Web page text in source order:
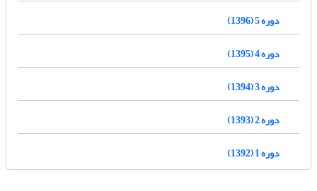
دوره 5 (1396)
دوره 4 (1395)
دوره 3 (1394)
دوره 2 (1393)
دوره 1 (1392)